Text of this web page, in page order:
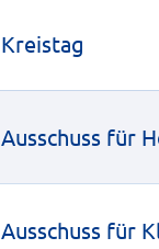
Kreistag
Ausschuss für
Ausschuss für